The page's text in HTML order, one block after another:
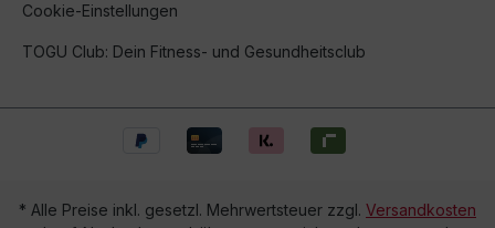
Cookie-Einstellungen
TOGU Club: Dein Fitness- und Gesundheitsclub
* Alle Preise inkl. gesetzl. Mehrwertsteuer zzgl. Versandkosten